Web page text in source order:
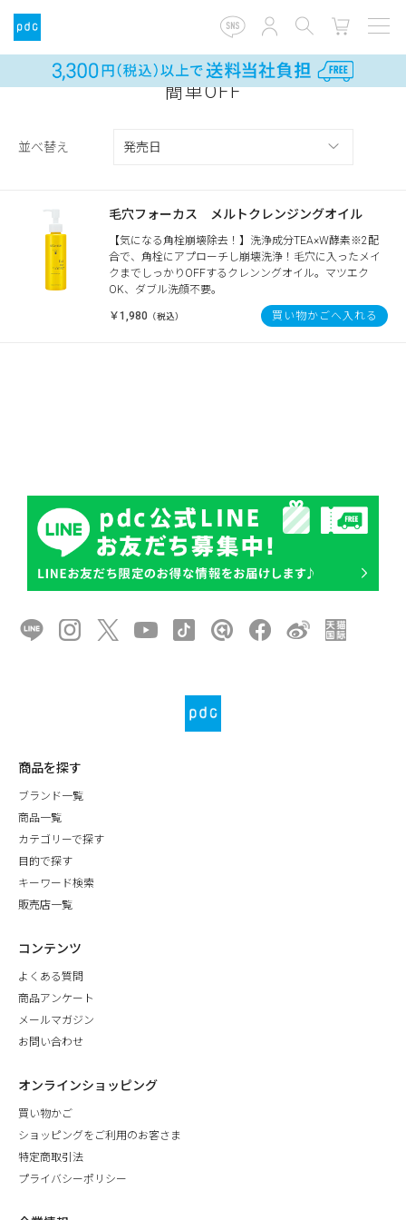
簡単OFF
並べ替え
毛穴フォーカス メルトクレンジングオイル
【気になる角栓崩壊除去！】洗浄成分TEA×W酵素※2配
合で、角栓にアプローチし崩壊洗浄！毛穴に入ったメイ
クまでしっかりOFFするクレンングオイル。マツエク
OK、ダブル洗顔不要。
￥1,980 （税込） 買い物かごへ入れる
商品を探す
ブランド一覧
商品一覧
カテゴリーで探す
目的で探す
キーワード検索
販売店一覧
コンテンツ
よくある質問
商品アンケート
メールマガジン
お問い合わせ
オンラインショッピング
買い物かご
ショッピングをご利用のお客さま
特定商取引法
プライバシーポリシー